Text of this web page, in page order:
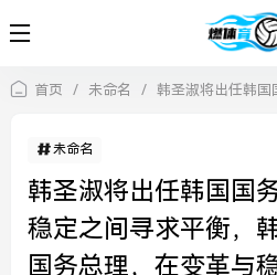
首页 / 未命名 / 韩圣淑将出任韩国国务总理，在变革与稳定
未命名
韩圣淑将出任韩国国
稳定之间寻求平衡，
国务总理，在变革与